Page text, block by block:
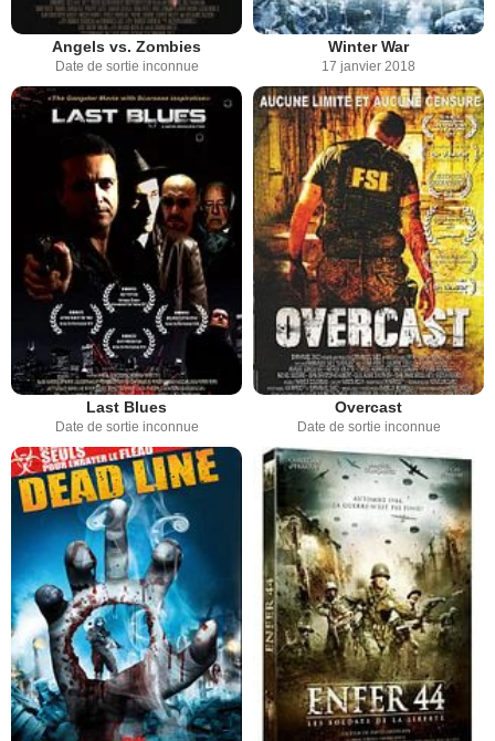
Angels vs. Zombies
Date de sortie inconnue
Winter War
17 janvier 2018
Last Blues
Date de sortie inconnue
Overcast
Date de sortie inconnue